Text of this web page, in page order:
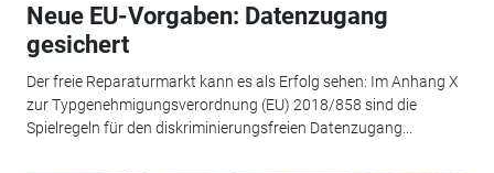
Neue EU-Vorgaben: Datenzugang
gesichert
Der freie Reparaturmarkt kann es als Erfolg sehen: Im Anhang X
zur Typgenehmigungsverordnung (EU) 2018/858 sind die
Spielregeln für den diskriminierungsfreien Datenzugang...